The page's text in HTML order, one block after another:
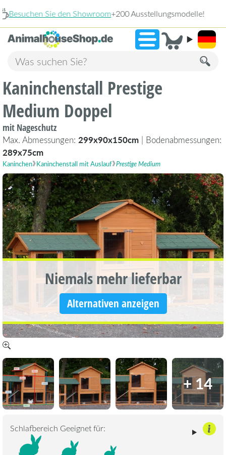
»
Kaninchenstall Prestige
Medium Doppel
mit Nageschutz
Max. Abmessungen: 299x90x150cm | Bodenabmessungen:
289x75cm
Kaninchen Kaninchenstall mit Auslauf Prestige Medium
Niemals mehr lieferbar
Alternativen anzeigen
+ 14
Schlafbereich Geeignet für: